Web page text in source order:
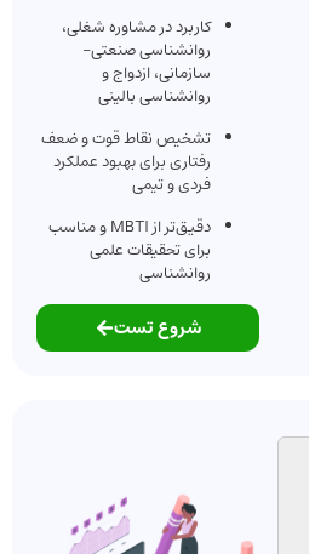
کاربرد در مشاوره شغلی،
روانشناسی صنعتی-
سازمانی، ازدواج و
روانشناسی بالینی
تشخیص نقاط قوت و ضعف
رفتاری برای بهبود عملکرد
فردی و تیمی
دقیق‌تر از MBTI و مناسب
برای تحقیقات علمی
روانشناسی
شروع تست